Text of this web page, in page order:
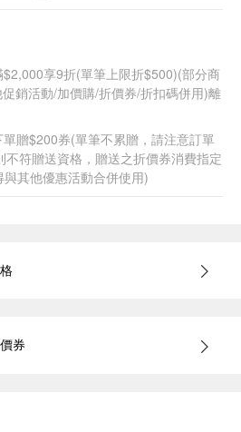
享9折(單筆上限折$500)(部分商
銷活動/加價購/折價券/折扣碼併用)離
贈$200券(單筆不累贈，請注意訂單
符贈送資格，贈送之折價券消費指定
其他優惠活動合併使用)
券